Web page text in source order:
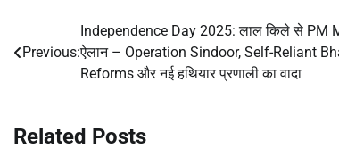
navigation
Previous:
Independence Day 2025: लाल किले से PM
ऐलान – Operation Sindoor, Self-Reliant
Reforms और नई हथियार प्रणाली का वादा
Related Posts